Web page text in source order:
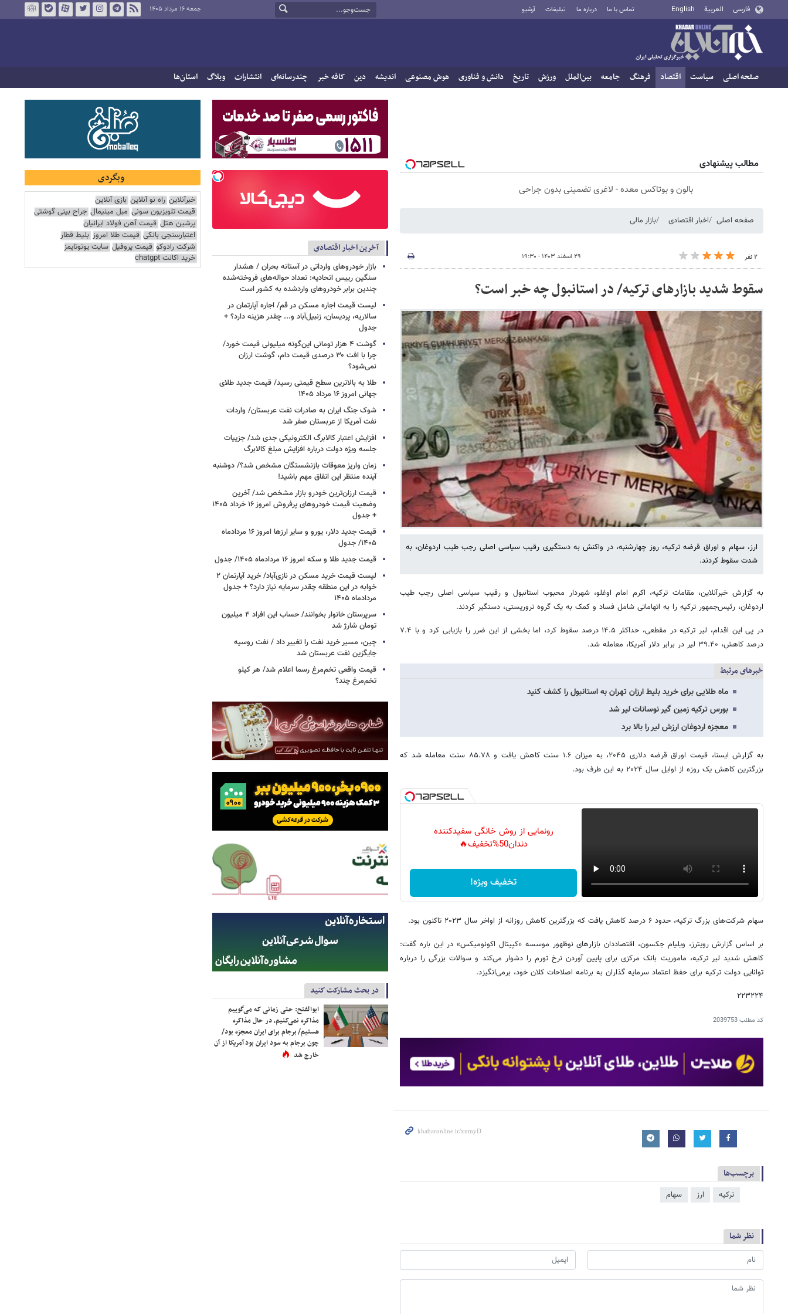
فارسی العربية English تماس با ما درباره ما تبلیغات آرشیو جمعه ۱۶ مرداد ۱۴۰۵
صفحه اصلی سیاست اقتصاد فرهنگ جامعه بین‌الملل ورزش تاریخ دانش و فناوری هوش مصنوعی اندیشه دین کافه خبر چندرسانه‌ای انتشارات وبلاگ استان‌ها
مطالب پیشنهادی
بالون و بوتاکس معده - لاغری تضمینی بدون جراحی
صفحه اصلی اخبار اقتصادی بازار مالی
۲ نفر ۲۹ اسفند ۱۴۰۳ - ۱۹:۳۰
سقوط شدید بازارهای ترکیه/ در استانبول چه خبر است؟
ارز، سهام و اوراق قرضه ترکیه، روز چهارشنبه، در واکنش به دستگیری رقیب سیاسی اصلی رجب طیب اردوغان، به
شدت سقوط کردند.
به گزارش خبرآنلاین، مقامات ترکیه، اکرم امام اوغلو، شهردار محبوب استانبول و رقیب سیاسی اصلی رجب طیب
اردوغان، رئیس‌جمهور ترکیه را به اتهاماتی شامل فساد و کمک به یک گروه تروریستی، دستگیر کردند.
در پی این اقدام، لیر ترکیه در مقطعی، حداکثر ۱۴.۵ درصد سقوط کرد، اما بخشی از این ضرر را بازیابی کرد و با ۷.۴
درصد کاهش، ۳۹.۴۰ لیر در برابر دلار آمریکا، معامله شد.
خبرهای مرتبط
ماه طلایی برای خرید بلیط ارزان تهران به استانبول را کشف کنید
بورس ترکیه زمین گیر نوسانات لیر شد
معجزه اردوغان ارزش لیر را بالا برد
به گزارش ایسنا، قیمت اوراق قرضه دلاری ۲۰۴۵، به میزان ۱.۶ سنت کاهش یافت و ۸۵.۷۸ سنت معامله شد که
بزرگترین کاهش یک روزه از اوایل سال ۲۰۲۴ به این طرف بود.
رونمایی از روش خانگی سفیدکننده
دندان50%تخفیف🔥
تخفیف ویژه!
سهام شرکت‌های بزرگ ترکیه، حدود ۶ درصد کاهش یافت که بزرگترین کاهش روزانه از اواخر سال ۲۰۲۳ تاکنون بود.
بر اساس گزارش رویترز، ویلیام جکسون، اقتصاددان بازارهای نوظهور موسسه «کپیتال اکونومیکس» در این باره گفت:
کاهش شدید لیر ترکیه، ماموریت بانک مرکزی برای پایین آوردن نرخ تورم را دشوار می‌کند و سوالات بزرگی را درباره
توانایی دولت ترکیه برای حفظ اعتماد سرمایه گذاران به برنامه اصلاحات کلان خود، برمی‌انگیزد.
۲۲۳۲۲۴
کد مطلب2039753
برچسب‌ها
ترکیه ارز سهام
نظر شما
آخرین اخبار اقتصادی
بازار خودروهای وارداتی در آستانه بحران / هشدار
سنگین رییس اتحادیه: تعداد حواله‌های فروخته‌شده
چندین برابر خودروهای واردشده به کشور است
لیست قیمت اجاره مسکن در قم/ اجاره آپارتمان در
سالاریه، پردیسان، زنبیل‌آباد و... چقدر هزینه دارد؟ +
جدول
گوشت ۴ هزار تومانی این‌گونه میلیونی قیمت خورد/
چرا با افت ۳۰ درصدی قیمت دام، گوشت ارزان
نمی‌شود؟
طلا به بالاترین سطح قیمتی رسید/ قیمت جدید طلای
جهانی امروز ۱۶ مرداد ۱۴۰۵
شوک جنگ ایران به صادرات نفت عربستان/ واردات
نفت آمریکا از عربستان صفر شد
افزایش اعتبار کالابرگ الکترونیکی جدی شد/ جزییات
جلسه ویژه دولت درباره افزایش مبلغ کالابرگ
زمان واریز معوقات بازنشستگان مشخص شد؟/ دوشنبه
آینده منتظر این اتفاق مهم باشید!
قیمت ارزان‌ترین خودرو بازار مشخص شد/ آخرین
وضعیت قیمت خودروهای پرفروش امروز ۱۶ خرداد ۱۴۰۵
+ جدول
قیمت جدید دلار، یورو و سایر ارزها امروز ۱۶ مردادماه
۱۴۰۵/ جدول
قیمت جدید طلا و سکه امروز ۱۶ مردادماه ۱۴۰۵/ جدول
لیست قیمت خرید مسکن در نازی‌آباد/ خرید آپارتمان ۲
خوابه در این منطقه چقدر سرمایه نیاز دارد؟ + جدول
مردادماه ۱۴۰۵
سرپرستان خانوار بخوانند/ حساب این افراد ۴ میلیون
تومان شارژ شد
چین، مسیر خرید نفت را تغییر داد / نفت روسیه
جایگزین نفت عربستان شد
قیمت واقعی تخم‌مرغ رسما اعلام شد/ هر کیلو
تخم‌مرغ چند؟
در بحث مشارکت کنید
ابوالفتح: حتی زمانی که می‌گوییم
مذاکره نمی‌کنیم، در حال مذاکره
هستیم/ برجام برای ایران معجزه بود/
چون برجام به سود ایران بود آمریکا از آن
خارج شد
وبگردی
خبرآنلاین راه نو آنلاین بازی آنلاین
قیمت تلویزیون سونی مبل مینیمال جراح بینی گوشتی
پرشین هتل قیمت آهن فولاد ایرانیان
اعتبارسنجی بانکی قیمت طلا امروز بلیط قطار
شرکت رادوکو قیمت پروفیل سایت یوتوتایمز
خرید اکانت chatgpt